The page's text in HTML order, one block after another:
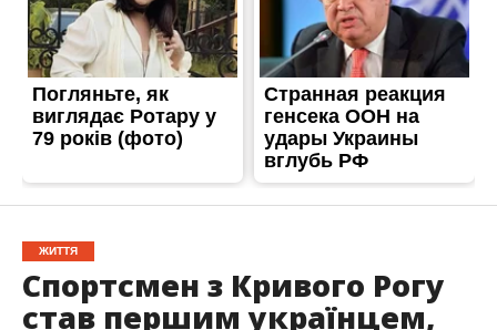
ЖИТТЯ
Спортсмен з Кривого Рогу
став першим українцем,